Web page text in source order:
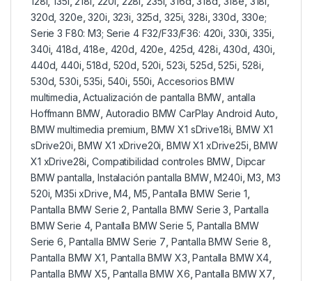
320d ,320e ,320i 323i 325d 325i ,328i ,330d 330e;
Serie 3 F80: M3; Serie 4 F32/F33/F36: 420i 330i ,335i
340i ,418d ,418e 420d 420e 425d ,428i ,430d 430i
440d ,440i ,518d 520d 520i 523i ,525d ,525i 528i
530d ,530i ,535i 540i 550i Accesorios BMW
multimedia ,Actualización de pantalla BMW ,antalla
Hoffmann BMW ,Autoradio BMW CarPlay Android Auto
BMW multimedia premium BMW X1 sDrive18i ,BMW X1
sDrive20i ,BMW X1 xDrive20i BMW X1 xDrive25i ,BMW
X1 xDrive28i ,Compatibilidad controles BMW Dipcar
BMW pantalla ,Instalación pantalla BMW,M240i ,M3 M3
520i ,M35i xDrive ,M4 M5 ,Pantalla BMW Serie 1
Pantalla BMW Serie 2 Pantalla BMW Serie 3 Pantalla
BMW Serie 4,Pantalla BMW Serie 5 ,Pantalla BMW
Serie 6 Pantalla BMW Serie 7 Pantalla BMW Serie 8
Pantalla BMW X1 Pantalla BMW X3 ,Pantalla BMW X4
Pantalla BMW X5 Pantalla BMW X6 ,Pantalla BMW X7